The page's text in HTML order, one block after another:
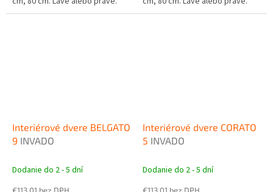
Interiérové dvere BELGATO
9 INVADO
Dodanie do 2 - 5 dní
Interiérové dvere CORATO
5 INVADO
Dodanie do 2 - 5 dní